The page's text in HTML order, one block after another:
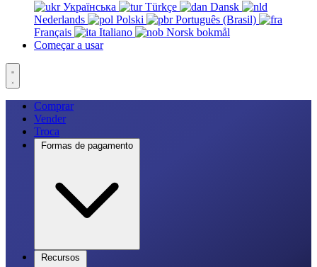
Українська
Türkçe
Dansk
Nederlands
Polski
Português (Brasil)
Français
Italiano
Norsk bokmål
Começar a usar
Comprar
Vender
Troca
Formas de pagamento
Recursos